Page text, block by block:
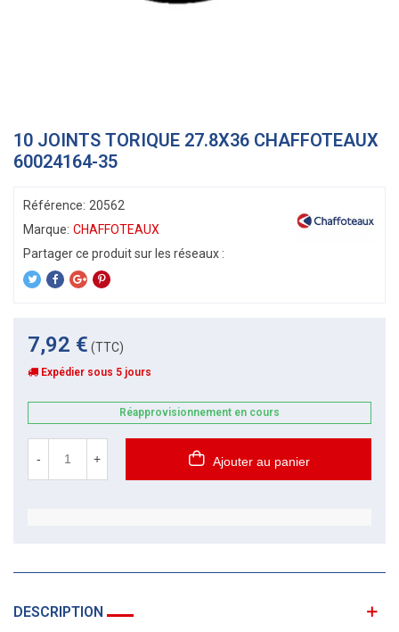
10 JOINTS TORIQUE 27.8X36 CHAFFOTEAUX
60024164-35
Référence: 20562
Marque: CHAFFOTEAUX
7,92 € (TTC)
Expédier sous 5 jours
Réapprovisionnement en cours
- + Ajouter au panier
DESCRIPTION